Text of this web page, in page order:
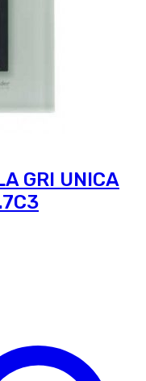
GRI UNICA